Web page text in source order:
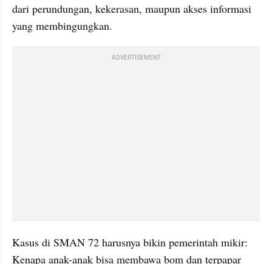
dari perundungan, kekerasan, maupun akses informasi
yang membingungkan.
ADVERTISEMENT
Kasus di SMAN 72 harusnya bikin pemerintah mikir:
Kenapa anak-anak bisa membawa bom dan terpapar